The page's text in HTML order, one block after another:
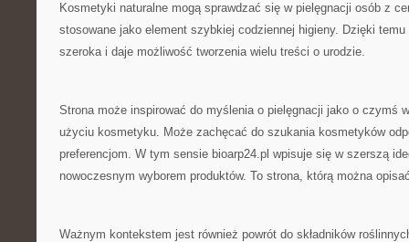
Kosmetyki naturalne mogą sprawdzać się w pielęgnacji osób z
stosowane jako element szybkiej codziennej higieny. Dzięki
szeroka i daje możliwość tworzenia wielu treści o urodzie.
Strona może inspirować do myślenia o pielęgnacji jako o czymś
użyciu kosmetyku. Może zachęcać do szukania kosmetyków
preferencjom. W tym sensie bioarp24.pl wpisuje się w szerszą
nowoczesnym wyborem produktów. To strona, którą można
Ważnym kontekstem jest również powrót do składników